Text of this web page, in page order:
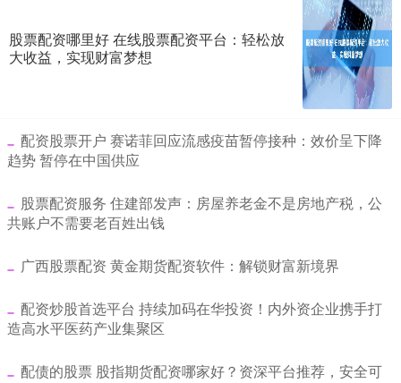
股票配资哪里好 在线股票配资平台：轻松放
大收益，实现财富梦想
​配资股票开户 赛诺菲回应流感疫苗暂停接种：效价呈下降
趋势 暂停在中国供应
​股票配资服务 住建部发声：房屋养老金不是房地产税，公
共账户不需要老百姓出钱
​广西股票配资 黄金期货配资软件：解锁财富新境界
​配资炒股首选平台 持续加码在华投资！内外资企业携手打
造高水平医药产业集聚区
​配债的股票 股指期货配资哪家好？资深平台推荐，安全可